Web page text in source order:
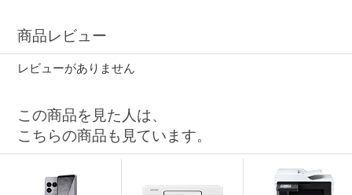
商品レビュー
レビューがありません
この商品を見た人は、
こちらの商品も見ています。